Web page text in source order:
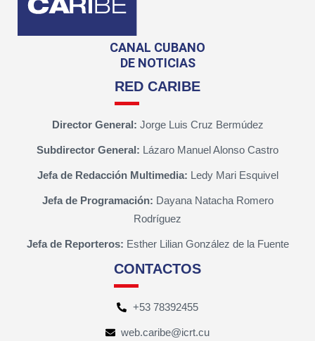
CANAL CUBANO
DE NOTICIAS
RED CARIBE
Director General: Jorge Luis Cruz Bermúdez
Subdirector General: Lázaro Manuel Alonso Castro
Jefa de Redacción Multimedia: Ledy Mari Esquivel
Jefa de Programación: Dayana Natacha Romero
Rodríguez
Jefa de Reporteros: Esther Lilian González de la Fuente
CONTACTOS
+53 78392455
web.caribe@icrt.cu